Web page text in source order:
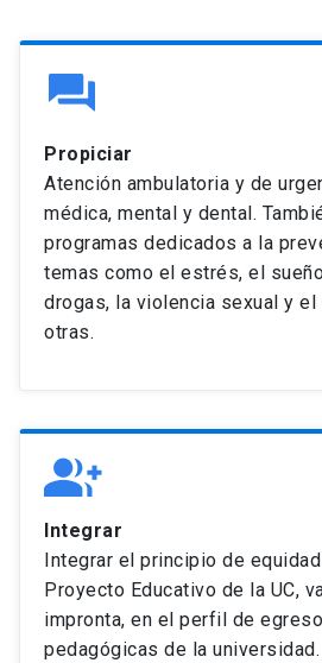
Propiciar
Atención ambulatoria y de
médica, mental y dental.
programas dedicados a la
temas como el estrés, el
drogas, la violencia sexual y
otras.
Integrar
Integrar el principio de
Proyecto Educativo de la UC,
impronta, en el perfil de
pedagógicas de la universidad.